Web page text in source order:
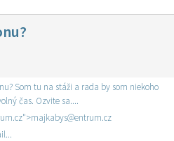
Som tu na stáži a rada by som niekoho
čas. Ozvite sa....